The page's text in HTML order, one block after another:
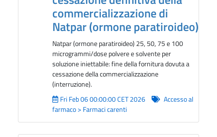
commercializzazione di
Natpar (ormone paratiroideo)
Natpar (ormone paratiroideo) 25, 50, 75 e 100
microgrammi/dose polvere e solvente per
soluzione iniettabile: fine della fornitura dovuta a
cessazione della commercializzazione
(interruzione).
Fri Feb 06 00:00:00 CET 2026
Accesso al
farmaco > Farmaci carenti